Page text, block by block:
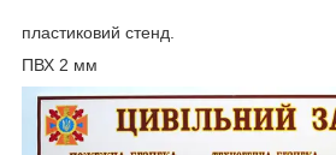
пластиковий стенд.
ПВХ 2 мм